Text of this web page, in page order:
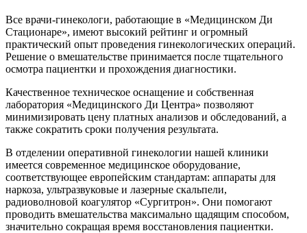
Все врачи-гинекологи, работающие в «Медицинском Ди
Стационаре», имеют высокий рейтинг и огромный
практический опыт проведения гинекологических операций.
Решение о вмешательстве принимается после тщательного
осмотра пациентки и прохождения диагностики.
Качественное техническое оснащение и собственная
лаборатория «Медицинского Ди Центра» позволяют
минимизировать цену платных анализов и обследований, а
также сократить сроки получения результата.
В отделении оперативной гинекологии нашей клиники
имеется современное медицинское оборудование,
соответствующее европейским стандартам: аппараты для
наркоза, ультразвуковые и лазерные скальпели,
радиоволновой коагулятор «Сургитрон». Они помогают
проводить вмешательства максимально щадящим способом,
значительно сокращая время восстановления пациентки.